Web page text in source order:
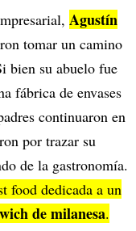
Agustín
tomar un camino
bien su abuelo fue
fábrica de envases
continuaron en
por trazar su
de la gastronomía.
food dedicada a un
de milanesa.